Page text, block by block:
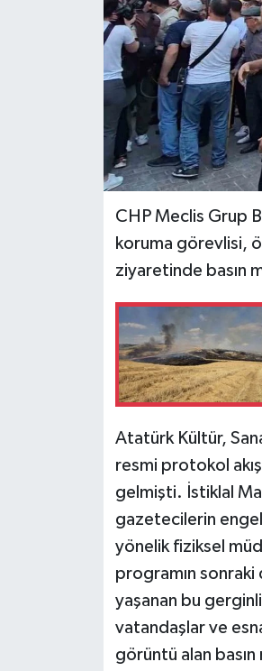
CHP Meclis Grup
koruma görevlisi,
ziyaretinde basın
Atatürk Kültür,
resmi protokol
gelmişti. İstiklal
gazetecilerin
yönelik fiziksel
programın
yaşanan bu
vatandaşlar ve
görüntü alan